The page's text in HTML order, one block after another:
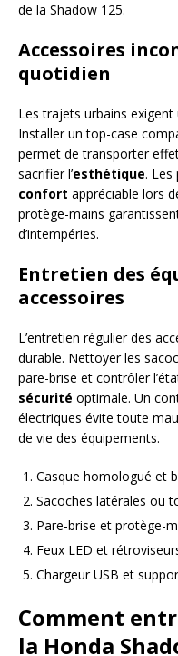
de la Shadow 125.
Accessoires
quotidien
Les trajets urbains exigent
Installer un top-case
permet de transporter
sacrifier l’esthétique. Les
confort appréciable lors
protège-mains
d’intempéries.
Entretien des
accessoires
L’entretien régulier des
durable. Nettoyer les
pare-brise et contrôler
sécurité optimale. Un
électriques évite toute
de vie des équipements.
Casque homologué et
Sacoches latérales ou
Pare-brise et protège-
Feux LED et
Chargeur USB et
Comment
la Honda